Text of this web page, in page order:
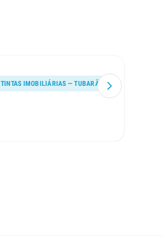
TINTAS IMOBILIÁRIAS — TUBARÃO